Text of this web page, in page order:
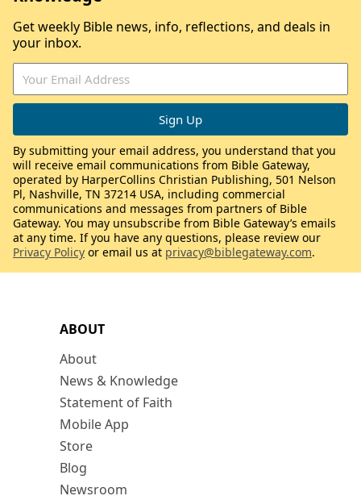
ABOUT
About
News & Knowledge
Statement of Faith
Mobile App
Store
Blog
Newsroom
Get weekly Bible news, info, reflections, and deals in
your inbox.
By submitting your email address, you understand that you
will receive email communications from Bible Gateway,
operated by HarperCollins Christian Publishing, 501 Nelson
Pl, Nashville, TN 37214 USA, including commercial
communications and messages from partners of Bible
Gateway. You may unsubscribe from Bible Gateway’s emails
at any time. If you have any questions, please review our
Privacy Policy or email us at privacy@biblegateway.com.